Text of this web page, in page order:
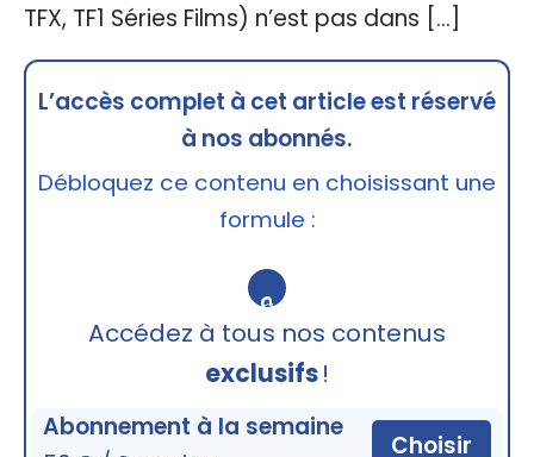
TFX, TF1 Séries Films) n’est pas dans […]
L’accès complet à cet article est réservé
à nos abonnés.
Débloquez ce contenu en choisissant une
formule :
🔒
Accédez à tous nos contenus
exclusifs!
Abonnement à la semaine
Choisir